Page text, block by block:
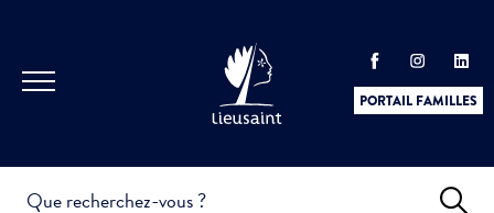
PORTAIL FAMILLES